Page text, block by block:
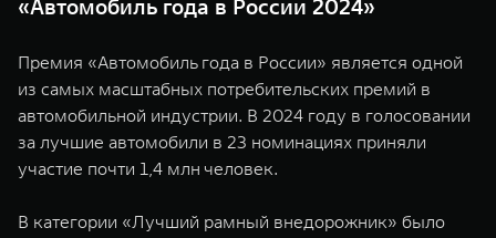
WEY 07
Расширяя границы комфорта
от 6 149 000 ₽
WEY 05
Эстетика
от 5 699
«Автомобиль года в России 2024»
Премия «Автомобиль года в России» является одной
из самых масштабных потребительских премий в
автомобильной индустрии. В 2024 году в голосовании
за лучшие автомобили в 23 номинациях приняли
участие почти 1,4 млн человек.
В категории «Лучший рамный внедорожник» было